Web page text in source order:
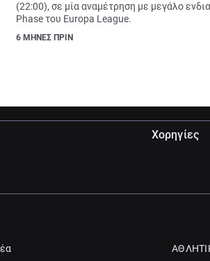
(22:00), σε μία αναμέτρηση με μεγάλο
Phase του Europa League.
6 ΜΗΝΕΣ ΠΡΙΝ
Χορηγίες